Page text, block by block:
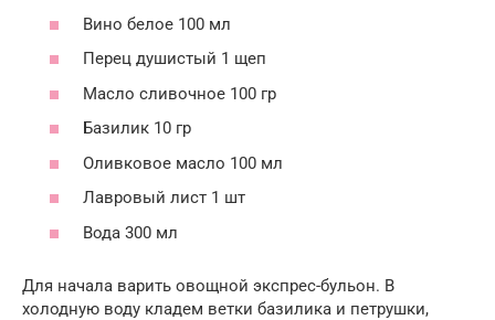
Вино белое 100 мл
Перец душистый 1 щеп
Масло сливочное 100 гр
Базилик 10 гр
Оливковое масло 100 мл
Лавровый лист 1 шт
Вода 300 мл
Для начала варить овощной экспрес-бульон. В
холодную воду кладем ветки базилика и петрушки,